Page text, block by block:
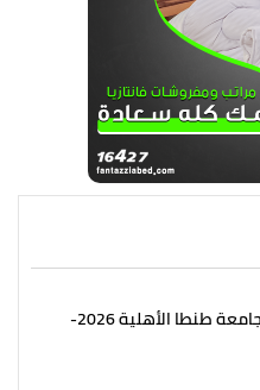
مصاريف جامعة طنطا الأهلية 2026-